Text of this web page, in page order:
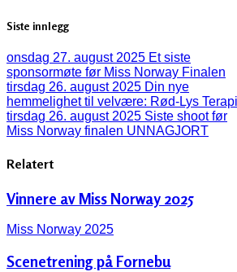
Siste innlegg
onsdag 27. august 2025 Et siste
sponsormøte før Miss Norway Finalen
tirsdag 26. august 2025 Din nye
hemmelighet til velvære: Rød-Lys Terapi
tirsdag 26. august 2025 Siste shoot før
Miss Norway finalen UNNAGJORT
Relatert
Vinnere av Miss Norway 2025
Miss Norway 2025
Scenetrening på Fornebu